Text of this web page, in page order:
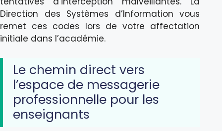
Direction des Systèmes d’Information vous
remet ces codes lors de votre affectation
initiale dans l’académie.
Le chemin direct vers
l’espace de messagerie
professionnelle pour les
enseignants